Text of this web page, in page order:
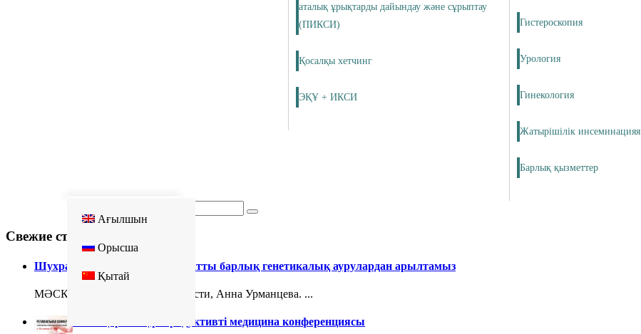
аталық ұрықтарды дайындау және сұрыптау
(ПИКСИ)
Қосалқы хетчинг
ЭҚҰ + ИКСИ
Гистероскопия
Урология
Гинекология
Жатырішілік инсеминацияя
Барлық қызметтер
Ағылшын
Oрысша
Қытай
Свежие статьи
Шухрат Миталипов: біз адамзатты барлық генетикалық аурулардан арылтамыз
МӘСКЕУ, 9 тамыз — РИА Новости, Анна Урманцева. ...
Халықаралық репродуктивті медицина конференциясы